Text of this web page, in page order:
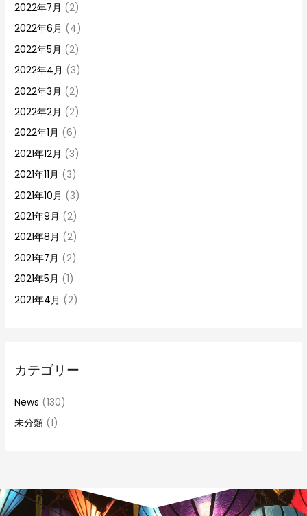
2022年7月 (2)
2022年6月 (4)
2022年5月 (2)
2022年4月 (3)
2022年3月 (2)
2022年2月 (2)
2022年1月 (6)
2021年12月 (3)
2021年11月 (3)
2021年10月 (3)
2021年9月 (2)
2021年8月 (2)
2021年7月 (2)
2021年5月 (1)
2021年4月 (2)
カテゴリー
News (130)
未分類 (1)